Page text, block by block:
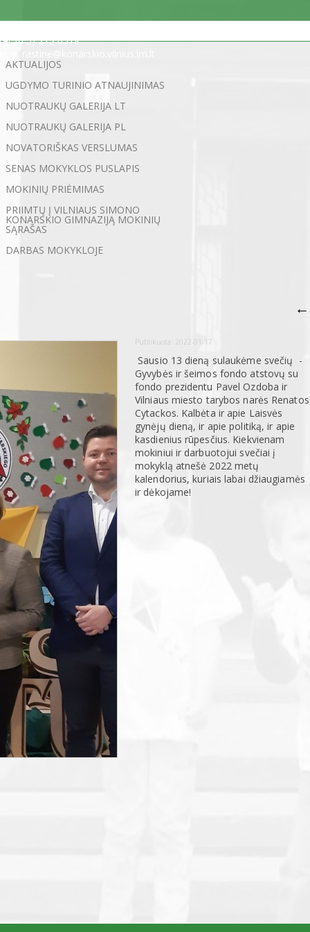
tel. (0 5) 213 0518
AKTUALIJOS
UGDYMO TURINIO ATNAUJINIMAS
NUOTRAUKŲ GALERIJA LT
NUOTRAUKŲ GALERIJA PL
NOVATORIŠKAS VERSLUMAS
SENAS MOKYKLOS PUSLAPIS
MOKINIŲ PRIĖMIMAS
PRIIMTŲ Į VILNIAUS SIMONO
KONARSKIO GIMNAZIJĄ MOKINIŲ
SĄRAŠAS
DARBAS MOKYKLOJE
←
Publikuota: 2022-01-17
Sausio 13 dieną sulaukėme svečių -
Gyvybės ir šeimos fondo atstovų su
fondo prezidentu Pavel Ozdoba ir
Vilniaus miesto tarybos narės Renatos
Cytackos. Kalbėta ir apie Laisvės
gynėjų dieną, ir apie politiką, ir apie
kasdienius rūpesčius. Kiekvienam
mokiniui ir darbuotojui svečiai į
mokyklą atnešė 2022 metų
kalendorius, kuriais labai džiaugiamės
ir dėkojame!